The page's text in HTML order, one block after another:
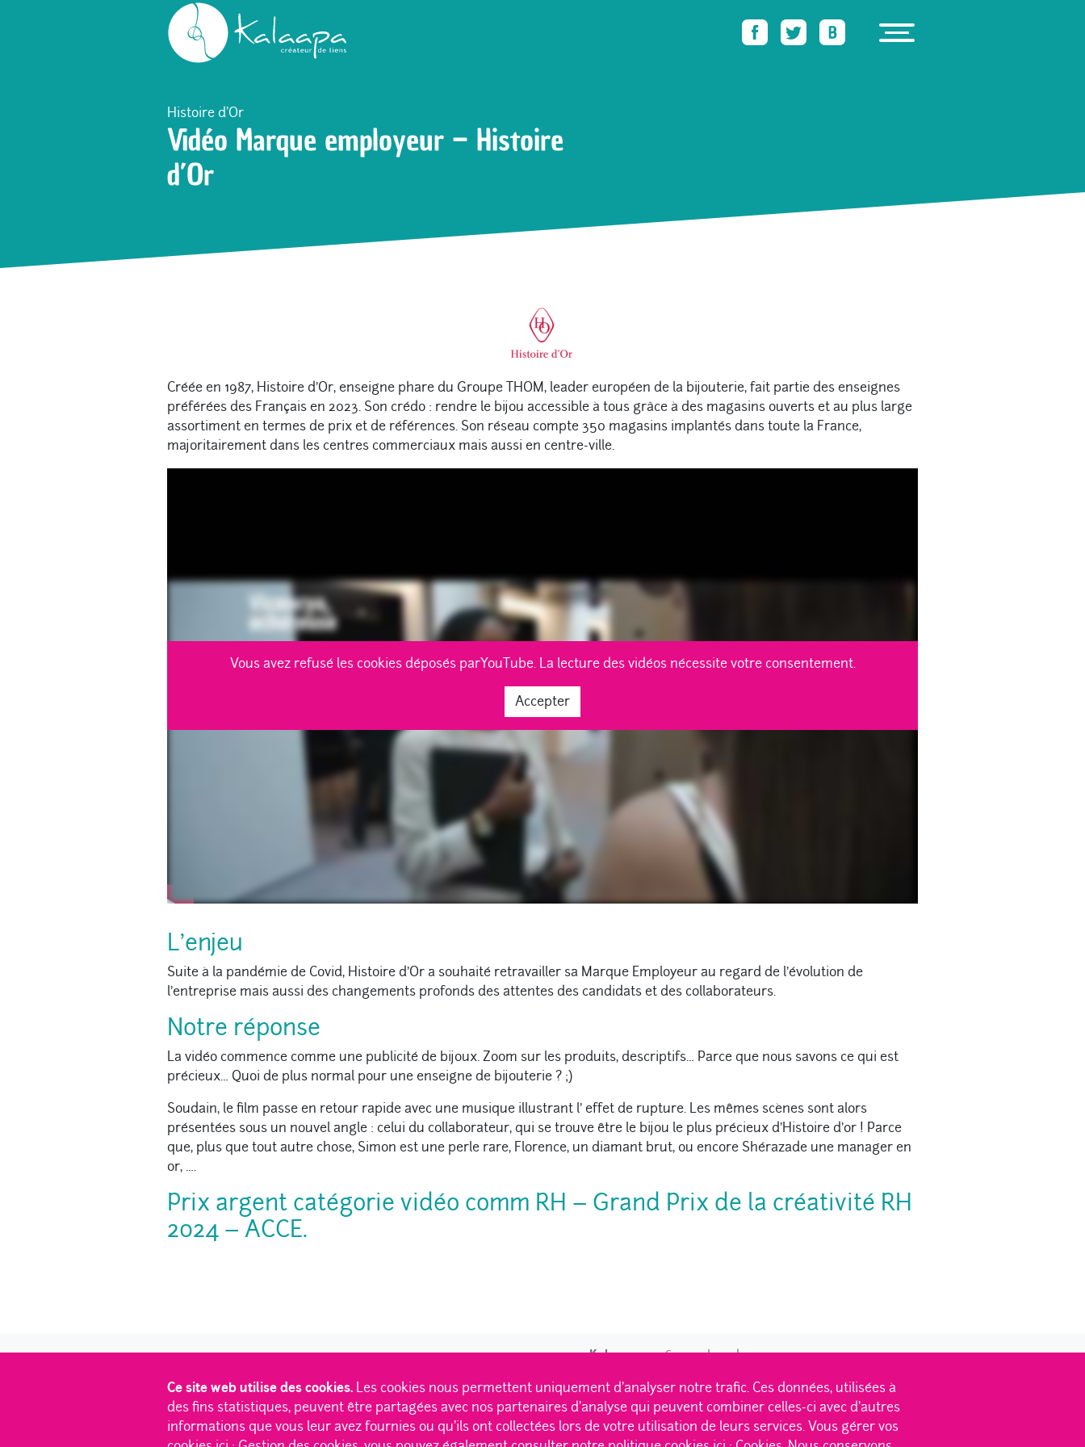
Histoire d'Or
Vidéo Marque employeur – Histoire
d’Or
Créée en 1987, Histoire d’Or, enseigne phare du Groupe THOM, leader européen de la bijouterie, fait partie des enseignes
préférées des Français en 2023. Son crédo : rendre le bijou accessible à tous grâce à des magasins ouverts et au plus large
assortiment en termes de prix et de références. Son réseau compte 350 magasins implantés dans toute la France,
majoritairement dans les centres commerciaux mais aussi en centre-ville.
Vous avez refusé les cookies déposés parYouTube. La lecture des vidéos nécessite votre consentement.
Accepter
L’enjeu
Suite à la pandémie de Covid, Histoire d’Or a souhaité retravailler sa Marque Employeur au regard de l’évolution de
l’entreprise mais aussi des changements profonds des attentes des candidats et des collaborateurs.
Notre réponse
La vidéo commence comme une publicité de bijoux. Zoom sur les produits, descriptifs… Parce que nous savons ce qui est
précieux… Quoi de plus normal pour une enseigne de bijouterie ? ;)
Soudain, le film passe en retour rapide avec une musique illustrant l’ effet de rupture. Les mêmes scènes sont alors
présentées sous un nouvel angle : celui du collaborateur, qui se trouve être le bijou le plus précieux d’Histoire d’or ! Parce
que, plus que tout autre chose, Simon est une perle rare, Florence, un diamant brut, ou encore Shérazade une manager en
or, ….
Prix argent catégorie vidéo comm RH – Grand Prix de la créativité RH
2024 – ACCE.
Kalaapa2026 membre de :
Des convictions en béton | Des K dans l’équipe | Des trucs qu’elle sait faire | Servez-vous, c’est cadeau ! | Des clients qui en ont
|
Ce site web utilise des cookies. Les cookies nous permettent uniquement d'analyser notre trafic. Ces données, utilisées à
des fins statistiques, peuvent être partagées avec nos partenaires d'analyse qui peuvent combiner celles-ci avec d'autres
informations que vous leur avez fournies ou qu'ils ont collectées lors de votre utilisation de leurs services. Vous gérer vos